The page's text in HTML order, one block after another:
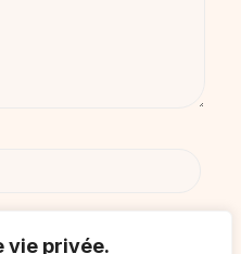
vie privée.